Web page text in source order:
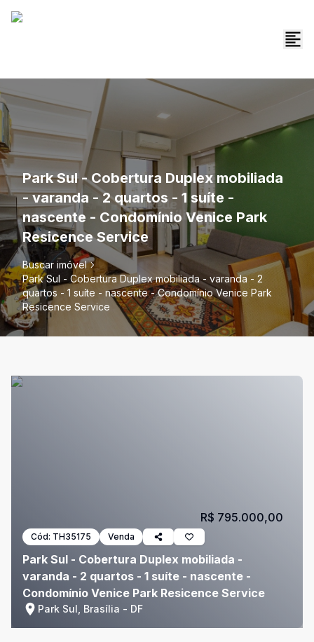
Park Sul - Cobertura Duplex mobiliada
- varanda - 2 quartos - 1 suíte -
nascente - Condomínio Venice Park
Resicence Service
Buscar imóvel
Park Sul - Cobertura Duplex mobiliada - varanda - 2
quartos - 1 suíte - nascente - Condomínio Venice Park
Resicence Service
Cód: TH35175 Venda
Park Sul - Cobertura Duplex mobiliada -
varanda - 2 quartos - 1 suíte - nascente -
Condomínio Venice Park Resicence Service
Park Sul, Brasília - DF
R$ 795.000,00